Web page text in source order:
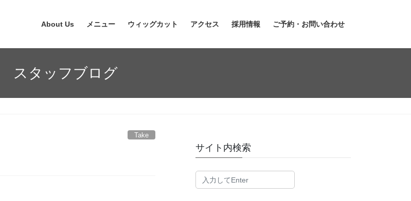
About Us メニュー ウィッグカット アクセス 採用情報 ご予約・お問い合わせ
スタッフブログ
Take
サイト内検索